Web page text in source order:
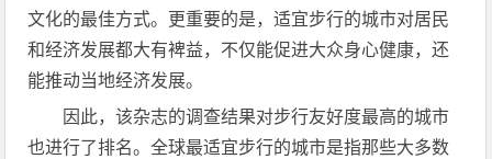
文化的最佳方式。更重要的是，适宜步行的城市对居民
和经济发展都大有裨益，不仅能促进大众身心健康，还
能推动当地经济发展。
因此，该杂志的调查结果对步行友好度最高的城市
也进行了排名。全球最适宜步行的城市是指那些大多数